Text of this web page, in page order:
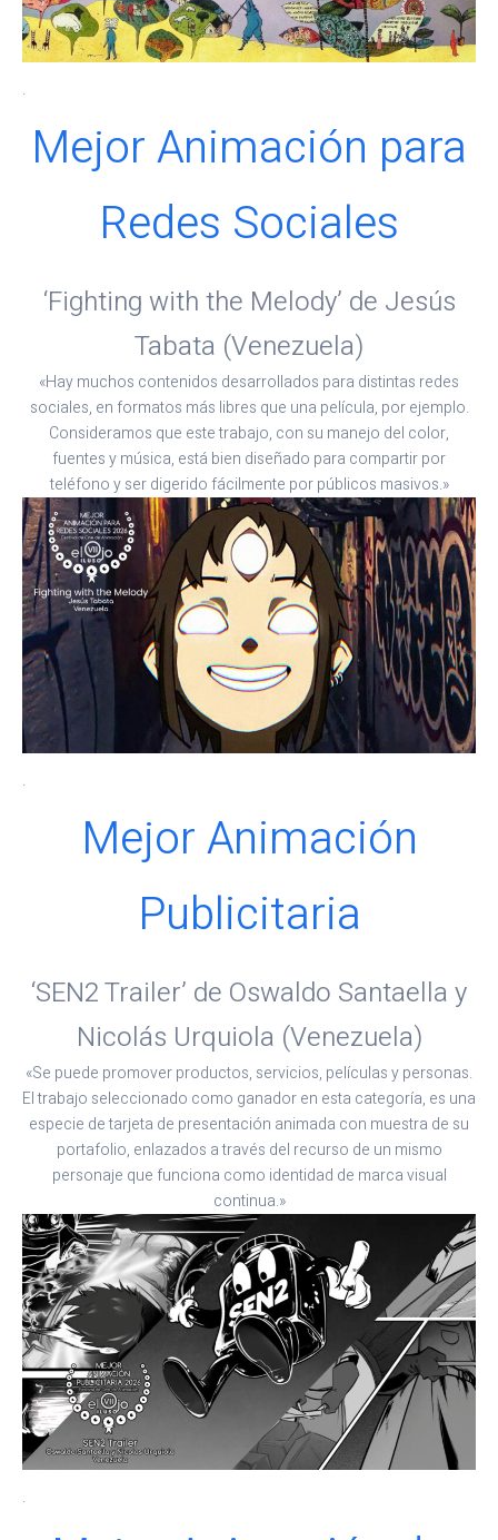
.
Mejor Animación para
Redes Sociales
‘Fighting with the Melody’ de Jesús
Tabata (Venezuela)
«Hay muchos contenidos desarrollados para distintas redes
sociales, en formatos más libres que una película, por ejemplo.
Consideramos que este trabajo, con su manejo del color,
fuentes y música, está bien diseñado para compartir por
teléfono y ser digerido fácilmente por públicos masivos.»
.
Mejor Animación
Publicitaria
‘SEN2 Trailer’ de Oswaldo Santaella y
Nicolás Urquiola (Venezuela)
«Se puede promover productos, servicios, películas y personas.
El trabajo seleccionado como ganador en esta categoría, es una
especie de tarjeta de presentación animada con muestra de su
portafolio, enlazados a través del recurso de un mismo
personaje que funciona como identidad de marca visual
continua.»
.